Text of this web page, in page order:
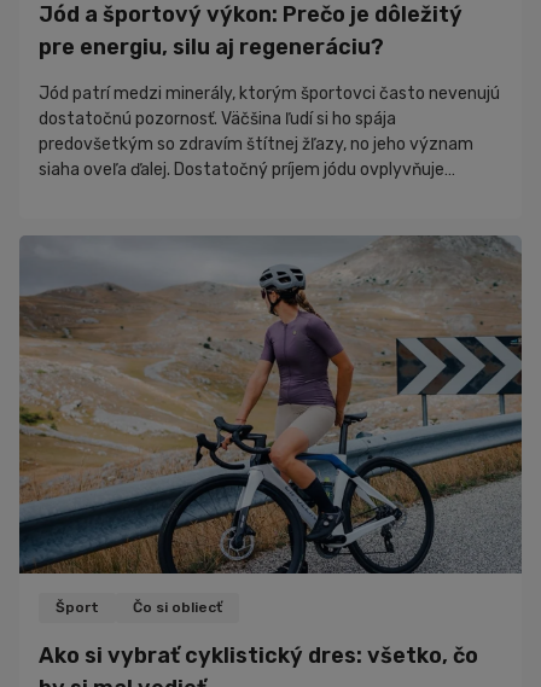
Novinky
Nákupný poradca
Jód a športový výkon: Prečo je dôležitý
pre energiu, silu aj regeneráciu?
Jód patrí medzi minerály, ktorým športovci často nevenujú
dostatočnú pozornosť. Väčšina ľudí si ho spája
predovšetkým so zdravím štítnej žľazy, no jeho význam
siaha oveľa ďalej. Dostatočný príjem jódu ovplyvňuje
nemá dostatok tohto stopového prvku, môže sa to prejaviť
únavou, poklesom výdrže či horšou schopnosťou
regenerovať po tréningu. Hoci sa o bielkovinách, kre...
Šport Čo si obliecť
Ako si vybrať cyklistický dres: všetko, čo